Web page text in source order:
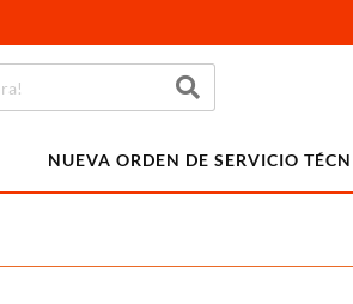
NUEVA ORDEN DE SERVICIO